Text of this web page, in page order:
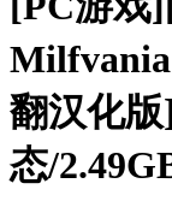
Milfvania
翻汉化
态/